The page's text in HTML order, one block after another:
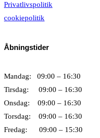
Privatlivspolitik
cookiepolitik
Åbningstider
Mandag: 09:00 – 16:30
Tirsdag: 09:00 – 16:30
Onsdag: 09:00 – 16:30
Torsdag: 09:00 – 16:30
Fredag: 09:00 – 15:30